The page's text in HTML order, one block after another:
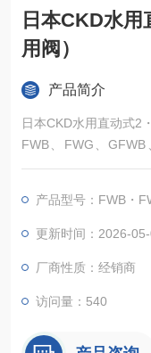
日本CKD水
用阀）
产品简介
日本CKD水用直动式2
FWB、FWG、
阀，是专为水介质控
及工业轻载水系统场景
产品型号：FWB・
更新时间：2026-
厂商性质：经销商
访问量：540